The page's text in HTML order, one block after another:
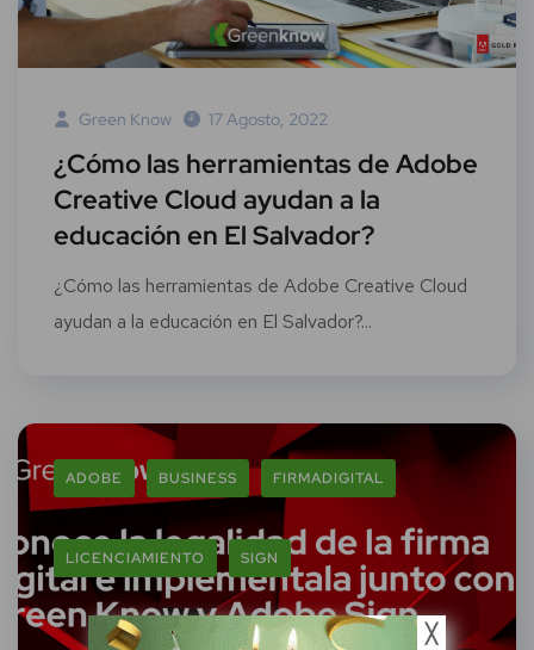
Green Know 17 Agosto, 2022
¿Cómo las herramientas de Adobe
Creative Cloud ayudan a la
educación en El Salvador?
¿Cómo las herramientas de Adobe Creative Cloud
ayudan a la educación en El Salvador?...
ADOBE BUSINESS FIRMADIGITAL
LICENCIAMIENTO SIGN
╳